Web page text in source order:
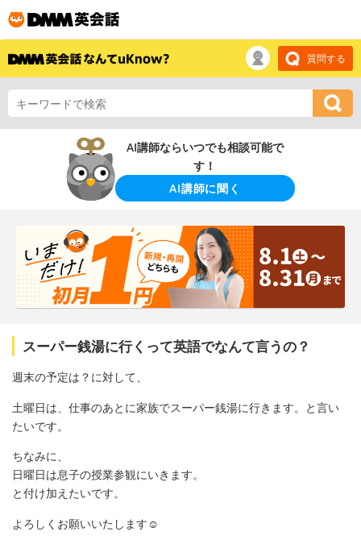
質問する
AI講師ならいつでも相談可能で
す！
AI講師に聞く
スーパー銭湯に行くって英語でなんて言うの？
週末の予定は？に対して、
土曜日は、仕事のあとに家族でスーパー銭湯に行きます。と言い
たいです。
ちなみに、
日曜日は息子の授業参観にいきます。
と付け加えたいです。
よろしくお願いいたします☺️